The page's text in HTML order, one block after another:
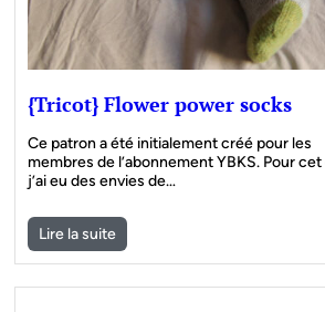
{Tricot} Flower power socks
Ce patron a été initialement créé pour les
membres de l’abonnement YBKS. Pour
j’ai eu des envies de…
Lire la suite